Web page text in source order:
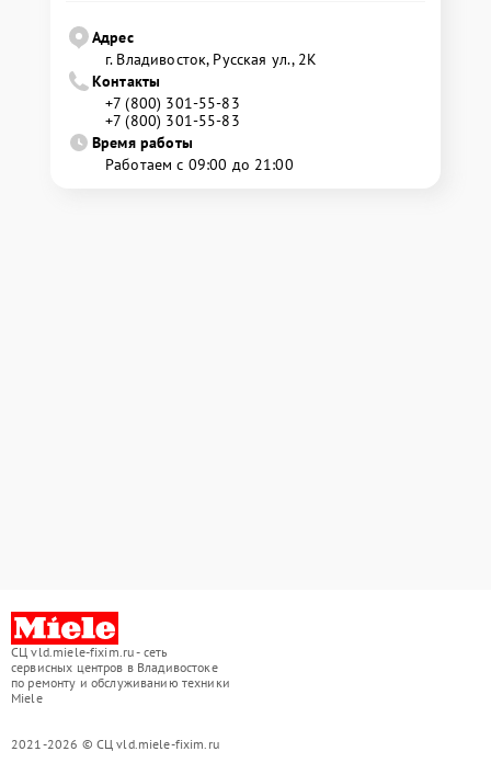
Адрес
г. Владивосток, Русская ул., 2К
Контакты
+7 (800) 301-55-83
+7 (800) 301-55-83
Время работы
Работаем с 09:00 до 21:00
СЦ vld.miele-fixim.ru - сеть
сервисных центров в Владивостоке
по ремонту и обслуживанию техники
Miele
2021-2026 © СЦ vld.miele-fixim.ru